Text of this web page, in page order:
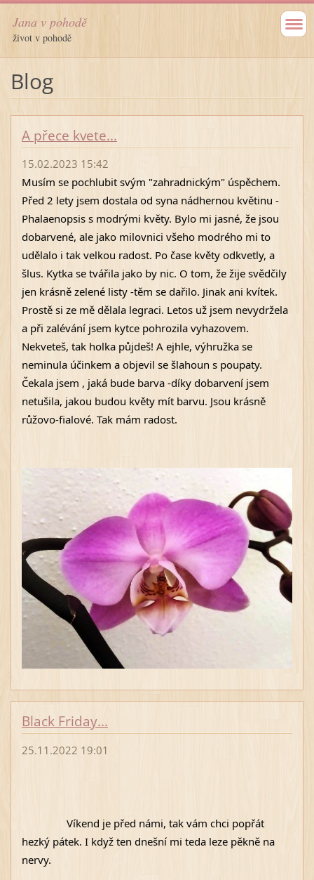
Jana v pohodě
život v pohodě
Blog
A přece kvete...
15.02.2023 15:42
Musím se pochlubit svým "zahradnickým" úspěchem.
Před 2 lety jsem dostala od syna nádhernou květinu -
Phalaenopsis s modrými květy. Bylo mi jasné, že jsou
dobarvené, ale jako milovnici všeho modrého mi to
udělalo i tak velkou radost. Po čase květy odkvetly, a
šlus. Kytka se tvářila jako by nic. O tom, že žije svědčily
jen krásně zelené listy -těm se dařilo. Jinak ani kvítek.
Prostě si ze mě dělala legraci. Letos už jsem nevydržela
a při zalévání jsem kytce pohrozila vyhazovem.
Nekveteš, tak holka půjdeš! A ejhle, výhružka se
neminula účinkem a objevil se šlahoun s poupaty.
Čekala jsem , jaká bude barva -díky dobarvení jsem
netušila, jakou budou květy mít barvu. Jsou krásně
růžovo-fialové. Tak mám radost.
Black Friday...
25.11.2022 19:01
Víkend je před námi, tak vám chci popřát
hezký pátek. I když ten dnešní mi teda leze pěkně na
nervy.